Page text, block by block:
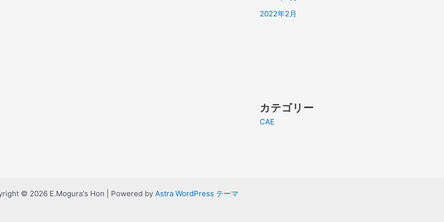
2022年2月
カテゴリー
CAE
© 2026 E.Mogura's Hon | Powered by Astra WordPress テーマ